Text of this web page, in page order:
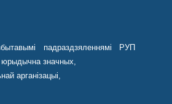
падраздзяленнямі РУП
юрыдычна значных,
арганізацыі,